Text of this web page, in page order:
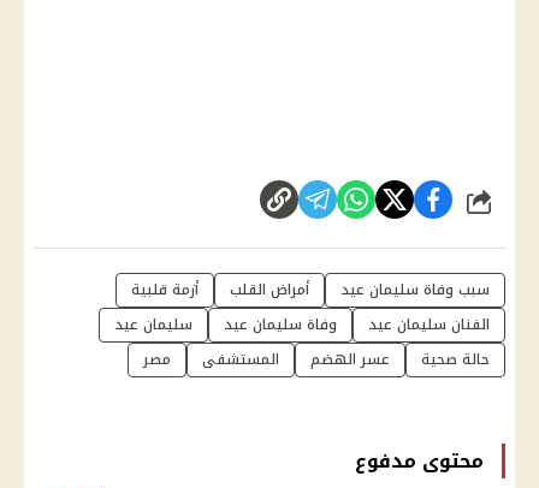
شارك
سبب وفاة سليمان عيد أمراض القلب
أزمة قلبية
الفنان سليمان عيد
وفاة سليمان عيد
سليمان عيد
حالة صحية
عسر الهضم المستشفى مصر
محتوى مدفوع